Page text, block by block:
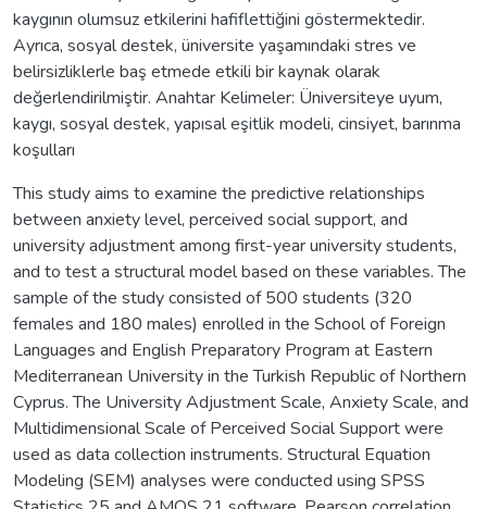
kaygının olumsuz etkilerini hafiflettiğini göstermektedir.
Ayrıca, sosyal destek, üniversite yaşamındaki stres ve
belirsizliklerle baş etmede etkili bir kaynak olarak
değerlendirilmiştir. Anahtar Kelimeler: Üniversiteye uyum,
kaygı, sosyal destek, yapısal eşitlik modeli, cinsiyet, barınma
koşulları
This study aims to examine the predictive relationships
between anxiety level, perceived social support, and
university adjustment among first-year university students,
and to test a structural model based on these variables. The
sample of the study consisted of 500 students (320
females and 180 males) enrolled in the School of Foreign
Languages and English Preparatory Program at Eastern
Mediterranean University in the Turkish Republic of Northern
Cyprus. The University Adjustment Scale, Anxiety Scale, and
Multidimensional Scale of Perceived Social Support were
used as data collection instruments. Structural Equation
Modeling (SEM) analyses were conducted using SPSS